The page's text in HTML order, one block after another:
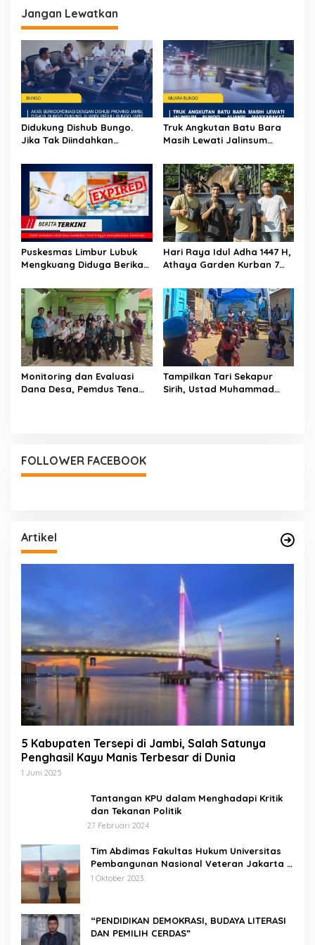
g
a
s
i
p
o
s
Jangan Lewatkan
Didukung Dishub Bungo.
Jika Tak Diindahkan
Blokade Angkutan Batu
Bara di Jalinsum Bungo
Truk Angkutan Batu Bara
Masih Lewati Jalinsum
Peduli Bungo Ancam Demo
Puskesmas Limbur Lubuk
Mengkuang Diduga Berikan
Pasien
Hari Raya Idul Adha 1447 H,
Athaya Garden Kurban 7
Monitoring dan Evaluasi
Dana Desa, Pemdus Tenam
Tampilkan Tari Sekapur
Sirih, Ustad Muhammad
FOLLOWER FACEBOOK
Artikel
5 Kabupaten Tersepi di Jambi, Salah Satunya
Penghasil Kayu Manis Terbesar di Dunia
1 Juni 2025
Tantangan KPU dalam Menghadapi Kritik
dan Tekanan Politik
27 Februari 2024
Tim Abdimas Fakultas Hukum Universitas
Pembangunan Nasional Veteran Jakarta
Melakukan Pendampingan dan
1 Oktober 2023
“PENDIDIKAN DEMOKRASI, BUDAYA LITERASI
DAN PEMILIH CERDAS”